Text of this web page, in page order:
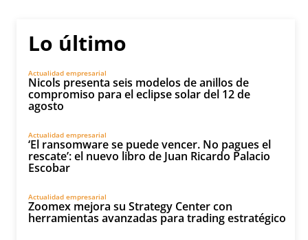
Lo último
Actualidad empresarial
Nicols presenta seis modelos de anillos de
compromiso para el eclipse solar del 12 de
agosto
Actualidad empresarial
‘El ransomware se puede vencer. No pagues el
rescate’: el nuevo libro de Juan Ricardo Palacio
Escobar
Actualidad empresarial
Zoomex mejora su Strategy Center con
herramientas avanzadas para trading estratégico